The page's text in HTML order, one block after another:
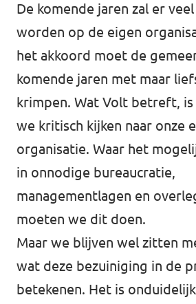
De komende jaren zal er
worden op de eigen
het akkoord moet de
komende jaren met maar
krimpen. Wat Volt betreft,
we kritisch kijken naar onze
organisatie. Waar het
in onnodige bureaucratie,
managementlagen en
moeten we dit doen.
Maar we blijven wel zitten
wat deze bezuiniging in de
betekenen. Het is